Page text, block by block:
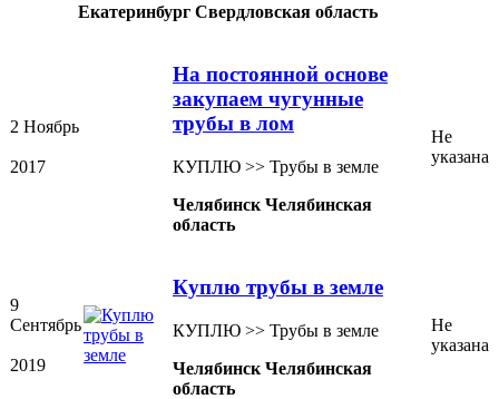
Екатеринбург Свердловская область
2 Ноябрь
2017
На постоянной основе
закупаем чугунные
трубы в лом
КУПЛЮ >> Трубы в земле
Челябинск Челябинская
область
Не
указана
9
Сентябрь
2019
Куплю трубы в земле
КУПЛЮ >> Трубы в земле
Челябинск Челябинская
область
Не
указана